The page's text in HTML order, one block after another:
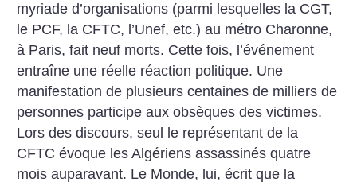
myriade d’organisations (parmi lesquelles la CGT,
le PCF, la CFTC, l’Unef, etc.) au métro Charonne,
à Paris, fait neuf morts. Cette fois, l’événement
entraîne une réelle réaction politique. Une
manifestation de plusieurs centaines de milliers de
personnes participe aux obsèques des victimes.
Lors des discours, seul le représentant de la
CFTC évoque les Algériens assassinés quatre
mois auparavant. Le Monde, lui, écrit que la